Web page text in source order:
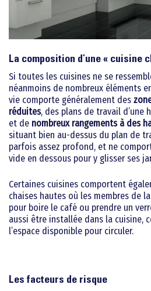
La composition d’une « cuisine
Si toutes les cuisines ne se
néanmoins de nombreux éléments
vie comporte généralement des
réduites, des plans de travail d’une
et de nombreux rangements à des
situant bien au-dessus du plan de
parfois assez profond, et ne
vide en dessous pour y glisser ses
Certaines cuisines comportent
chaises hautes où les membres de
pour boire le café ou prendre un
aussi être installée dans la cuisine,
l’espace disponible pour circuler.
Les facteurs de risque